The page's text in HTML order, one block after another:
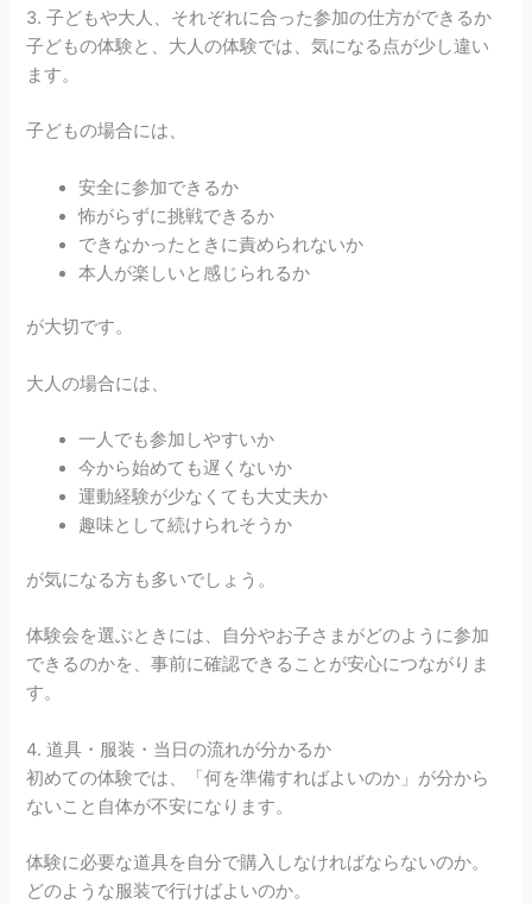
3. 子どもや大人、それぞれに合った参加の仕方ができるか
子どもの体験と、大人の体験では、気になる点が少し違い
ます。
子どもの場合には、
安全に参加できるか
怖がらずに挑戦できるか
できなかったときに責められないか
本人が楽しいと感じられるか
が大切です。
大人の場合には、
一人でも参加しやすいか
今から始めても遅くないか
運動経験が少なくても大丈夫か
趣味として続けられそうか
が気になる方も多いでしょう。
体験会を選ぶときには、自分やお子さまがどのように参加
できるのかを、事前に確認できることが安心につながりま
す。
4. 道具・服装・当日の流れが分かるか
初めての体験では、「何を準備すればよいのか」が分から
ないこと自体が不安になります。
体験に必要な道具を自分で購入しなければならないのか。
どのような服装で行けばよいのか。